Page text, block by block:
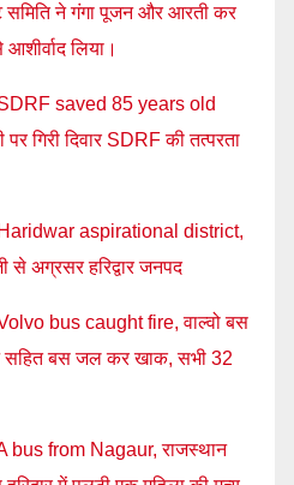
समिति ने गंगा पूजन और आरती कर
आशीर्वाद लिया।
saved 85 years old
गिरी दिवार SDRF की तत्परता
Haridwar aspirational district,
से अग्रसर हरिद्वार जनपद
bus caught fire, वाल्वो बस
सहित बस जल कर खाक, सभी 32
bus from Nagaur, राजस्थान